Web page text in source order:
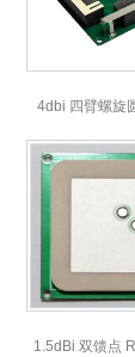
4dbi 四臂螺旋
1.5dBi 双馈点